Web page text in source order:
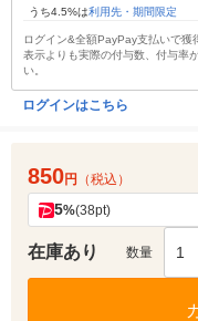
うち4.5%は利用先・期間限定
ログイン&全額PayPay支払いで獲
表示よりも実際の付与数、付与率
い。
ログインはこちら
850円 （税込）
5%(38pt)
在庫あり 数量 1